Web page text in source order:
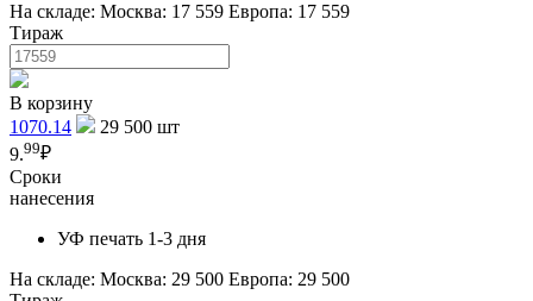
На складе: Москва: 17 559 Европа: 17 559
Тираж
В корзину
1070.14
29 500 шт
9.99₽
Сроки
нанесения
УФ печать 1-3 дня
На складе: Москва: 29 500 Европа: 29 500